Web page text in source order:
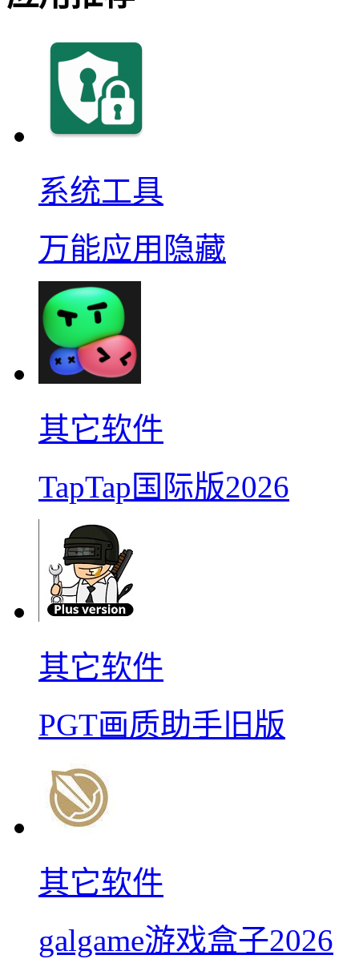
系统工具
万能应用隐藏
其它软件
TapTap国际版2026
其它软件
PGT画质助手旧版
其它软件
galgame游戏盒子2026